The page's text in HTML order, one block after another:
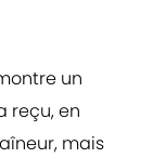
un
reçu, en
mais